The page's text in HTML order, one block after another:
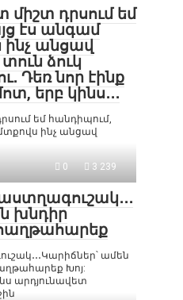
միշտ դրսում եմ
էս անգամ
ինչ անցավ
ձուկ
Դեռ նոր էինք
երբ կինս․․․
եմ հանդիպում,
ինչ անցավ
0 3 239
խնդիր
ամեն
Խոյ:
արդյունավետ